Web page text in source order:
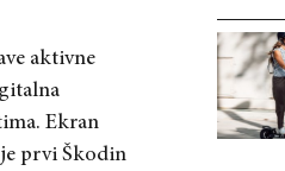
aktivne
Ekran
prvi Škodin